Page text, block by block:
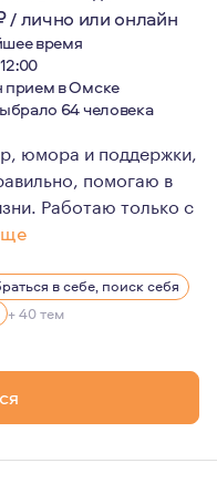
/лично или онлайн
время
в Омске
64 человека
юмора и поддержки,
помогаю в
Работаю только с
из клиентского
торговому
в
в себе, поиск себя
+ 40 тем